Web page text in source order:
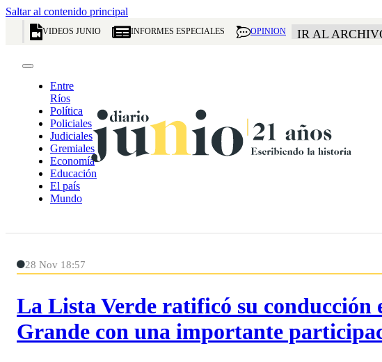
Saltar al contenido principal
VIDEOS JUNIO INFORMES ESPECIALES OPINION IR AL
Entre
Ríos
Política
Policiales
Judiciales
Gremiales
Economía
Educación
El país
Mundo
28 Nov 18:57
La Lista Verde ratificó su conducción
Grande con una importante